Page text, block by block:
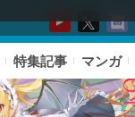
特集記事 マンガ